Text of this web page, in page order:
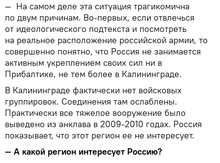
— На самом деле эта ситуация трагикомична
по двум причинам. Во-первых, если отвлечься
от идеологического подтекста и посмотреть
на реальное расположение российской армии, то
совершенно понятно, что Россия не занимается
активным укреплением своих сил ни в
Прибалтике, не тем более в Калининграде.
В Калининграде фактически нет войсковых
группировок. Соединения там ослаблены.
Практически все тяжелое вооружение было
выведено из анклава в 2009-2010 годах. Россия
показывает, что этот регион ее не интересует.
— А какой регион интересует Россию?